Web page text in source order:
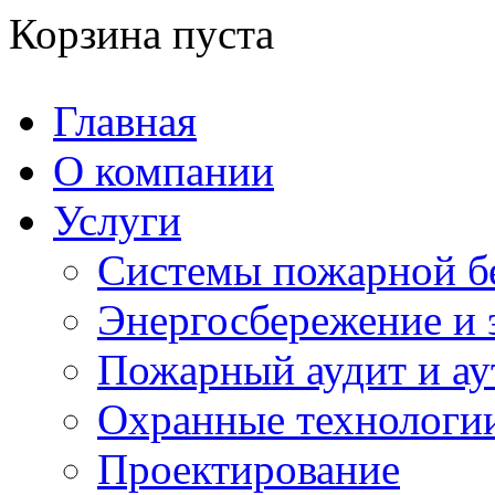
Корзина пуста
Главная
О компании
Услуги
Системы пожарной
Энергосбережение и
Пожарный аудит и
Охранные
Проектирование